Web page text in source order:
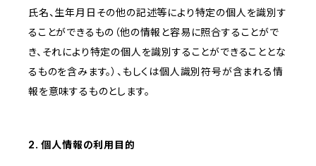
氏名、生年月日その他の記述等により特定の個人を識別す
ることができるもの（他の情報と容易に照合することがで
き、それにより特定の個人を識別することができることとな
るものを含みます。）、もしくは個人識別符号が含まれる情
報を意味するものとします。
2. 個人情報の利用目的